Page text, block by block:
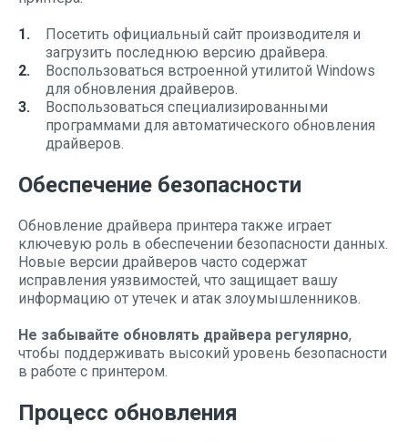
Посетить официальный сайт производителя и
загрузить последнюю версию драйвера.
Воспользоваться встроенной утилитой Windows
для обновления драйверов.
Воспользоваться специализированными
программами для автоматического обновления
драйверов.
Обеспечение безопасности
Обновление драйвера принтера также играет
ключевую роль в обеспечении безопасности данных.
Новые версии драйверов часто содержат
исправления уязвимостей, что защищает вашу
информацию от утечек и атак злоумышленников.
Не забывайте обновлять драйвера регулярно,
чтобы поддерживать высокий уровень безопасности
в работе с принтером.
Процесс обновления